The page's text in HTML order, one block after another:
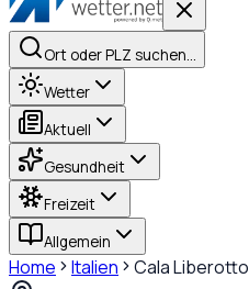
Ort oder PLZ suchen…
Wetter
Aktuell
Gesundheit
Freizeit
Allgemein
Home Italien Cala Liberotto